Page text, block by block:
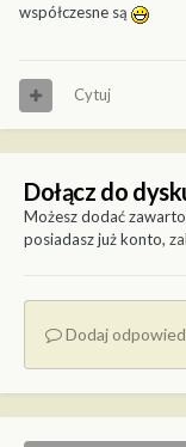
współczesne są
Cytuj
Dołącz do
Możesz dodać
posiadasz już konto,
Dodaj